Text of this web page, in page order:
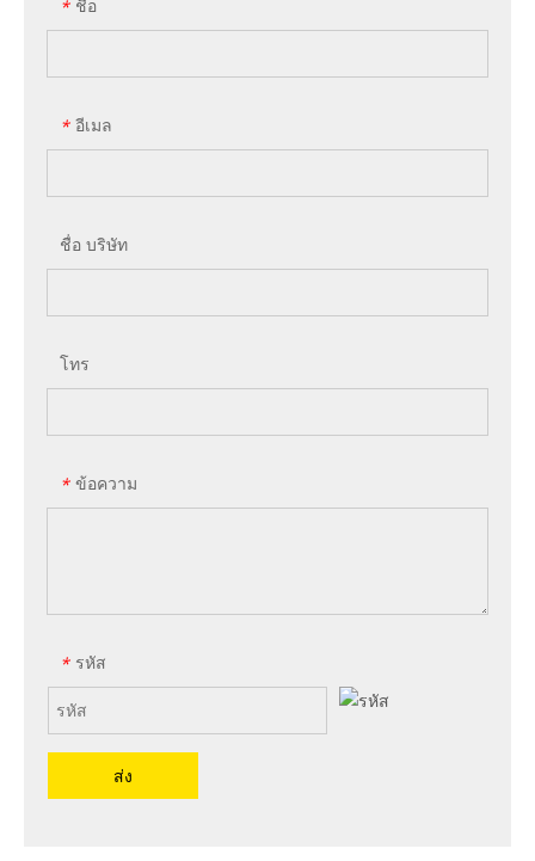
* ชื่อ
* อีเมล
ชื่อ บริษัท
โทร
* ข้อความ
* รหัส
ส่ง